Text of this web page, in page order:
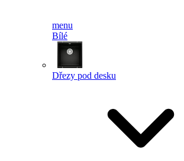
menu
Bílé
Dřezy pod desku